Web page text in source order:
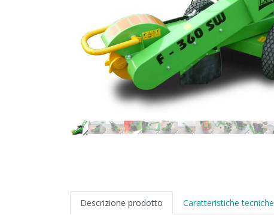
Descrizione prodotto Caratteristiche tecniche